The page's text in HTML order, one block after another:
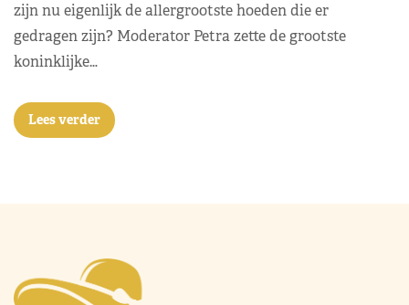
zijn nu eigenlijk de allergrootste hoeden die er
gedragen zijn? Moderator Petra zette de grootste
koninklijke…
Lees verder